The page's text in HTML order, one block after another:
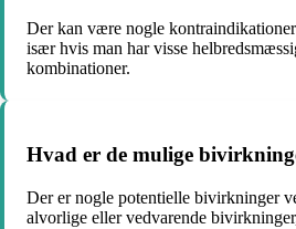
Der kan være nogle
især hvis man har visse
kombinationer.
Hvad er de mulige
Der er nogle potentielle bivirkninger
alvorlige eller vedvarende